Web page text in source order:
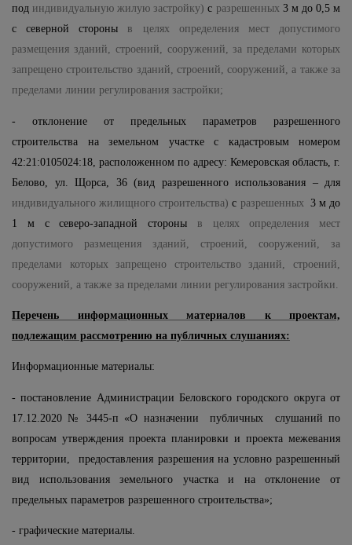
под индивидуальную жилую застройку)с разрешенных3 м до 0,5 м
с северной стороны в целях определения мест допустимого
размещения зданий, строений, сооружений, за пределами которых
запрещено строительство зданий, строений, сооружений, а также за
пределами линии регулирования застройки;
- отклонение от предельных параметров разрешенного
строительства на земельном участке с кадастровым номером
42:21:0105024:18, расположенном по адресу: Кемеровская область, г.
Белово, ул. Щорса, 36 (вид разрешенного использования – для
индивидуального жилищного строительства)с разрешенных 3 м до
1 м с северо-западной стороны в целях определения мест
допустимого размещения зданий, строений, сооружений, за
пределами которых запрещено строительство зданий, строений,
сооружений, а также за пределами линии регулирования застройки.
Перечень информационных материалов к проектам,
подлежащим рассмотрению на публичных слушаниях:
Информационные материалы:
- постановление Администрации Беловского городского округа от
17.12.2020 № 3445-п «О назначении публичных слушаний по
вопросам утверждения проекта планировки и проекта межевания
территории,
предоставления разрешения на условно разрешенный
вид использования земельного участка и на отклонение от
предельных параметров разрешенного строительства»;
- графические материалы.